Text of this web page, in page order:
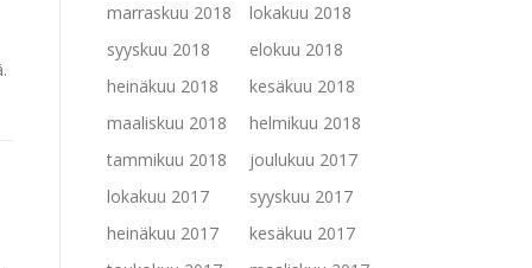
marraskuu 2018
lokakuu 2018
syyskuu 2018
elokuu 2018
heinäkuu 2018
kesäkuu 2018
maaliskuu 2018
helmikuu 2018
tammikuu 2018
joulukuu 2017
lokakuu 2017
syyskuu 2017
heinäkuu 2017
kesäkuu 2017